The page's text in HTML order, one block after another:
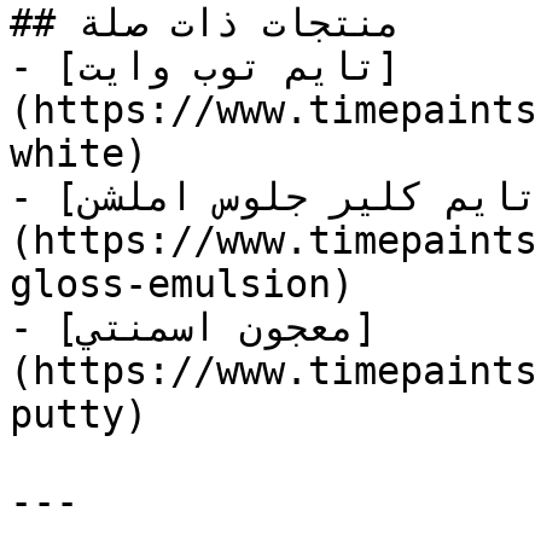
## منتجات ذات صلة
- [تايم توب وايت]
(https://
white)
- [تايم كلير جلوس املشن]
(https://
gloss-emulsion)
- [معجون اسمنتي]
(https://
putty)
---